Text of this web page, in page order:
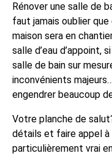
Rénover une salle de
faut jamais oublier
maison sera en
salle d’eau d’appoint,
salle de bain sur
inconvénients
engendrer beaucoup
Votre planche de
détails et faire appel à
particulièrement vrai